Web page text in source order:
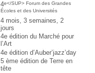
4e</SUP> Forum des Grandes
Écoles et des Universités
4 mois, 3 semaines, 2
jours
4e édition du Marché pour
l’Art
4e édition d’Auber’jazz’day
5 ème édition de Terre en
tête